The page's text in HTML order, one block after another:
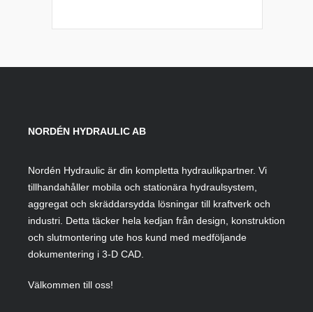
NORDÉN HYDRAULIC AB
Nordén Hydraulic är din kompletta hydraulikpartner. Vi
tillhandahåller mobila och stationära hydraulsystem,
aggregat och skräddarsydda lösningar till kraftverk och
industri. Detta täcker hela kedjan från design, konstruktion
och slutmontering ute hos kund med medföljande
dokumentering i 3-D CAD.
Välkommen till oss!